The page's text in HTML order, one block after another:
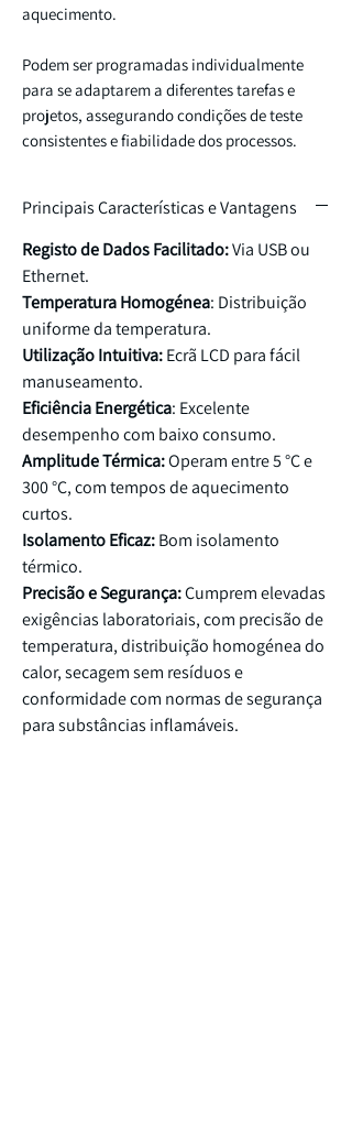
aquecimento.
Podem ser programadas individualmente
para se adaptarem a diferentes tarefas e
projetos, assegurando condições de teste
consistentes e fiabilidade dos processos.
Principais Características e Vantagens
Registo de Dados Facilitado:Via USB ou
Ethernet.
Temperatura Homogénea: Distribuição
uniforme da temperatura.
Utilização Intuitiva:Ecrã LCD para fácil
manuseamento.
Eficiência Energética: Excelente
desempenho com baixo consumo.
Amplitude Térmica:Operam entre 5 °C e
300 °C, com tempos de aquecimento
curtos.
Isolamento Eficaz:Bom isolamento
térmico.
Precisão e Segurança:Cumprem elevadas
exigências laboratoriais, com precisão de
temperatura, distribuição homogénea do
calor, secagem sem resíduos e
conformidade com normas de segurança
para substâncias inflamáveis.